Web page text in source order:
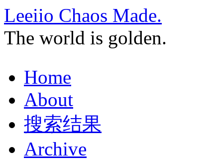
Leeiio Chaos Made.
The world is golden.
Home
About
搜索结果
Archive